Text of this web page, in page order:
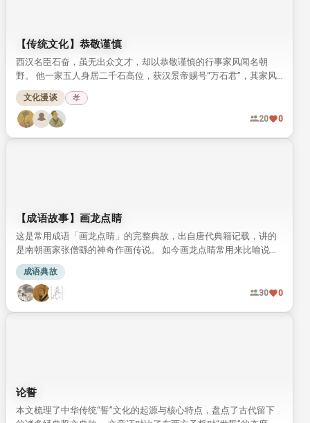
【传统文化】恭敬谨慎
西汉名臣石奋，虽无出众文才，却以恭敬谨慎的行事家风闻名朝
野。 他一家五人身居二千石高位，获汉景帝赐号“万石君”，其家风
教化也被司马迁写入史书盛赞。
文化漫谈 孝
20 0
【成语故事】画龙点睛
这是常用成语「画龙点睛」的完整典故，出自唐代典籍记载，讲的
是南朝画家张僧繇的神奇作画传说。 如今画龙点睛常用来比喻说
话、写文章时在关键处点明主旨，让内容更传神有力。
成语典故
30 0
论誓
本文梳理了中华传统“誓”文化的起源与核心特点，盘点了古代留下